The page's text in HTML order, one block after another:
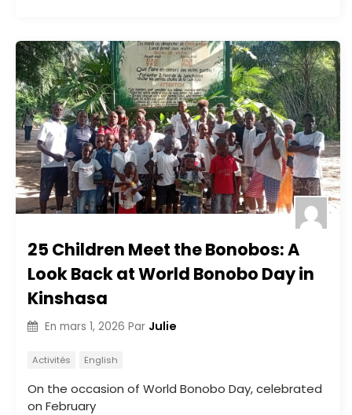
25 Children Meet the Bonobos: A
Look Back at World Bonobo Day in
Kinshasa
En mars 1, 2026 Par Julie
Activités English
On the occasion of World Bonobo Day, celebrated
on February